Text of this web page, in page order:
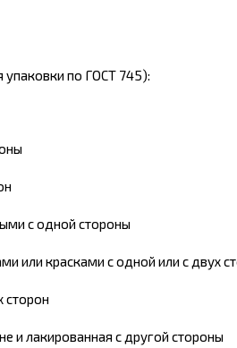
упаковки по ГОСТ 745):
с одной стороны
или красками с одной или с двух
сторон
и лакированная с другой стороны